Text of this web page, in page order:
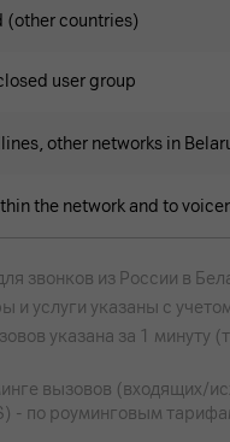
(other countries)
user group
other networks in
the network and to
звонков из России в
и услуги указаны с
указана за 1 минуту
вызовов (входящих/
- по роуминговым